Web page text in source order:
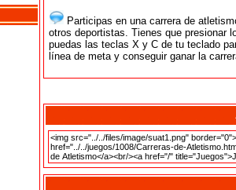
Participas en una carrera de
otros deportistas. Tienes que presionar
puedas las teclas X y C de tu teclado
línea de meta y conseguir ganar la